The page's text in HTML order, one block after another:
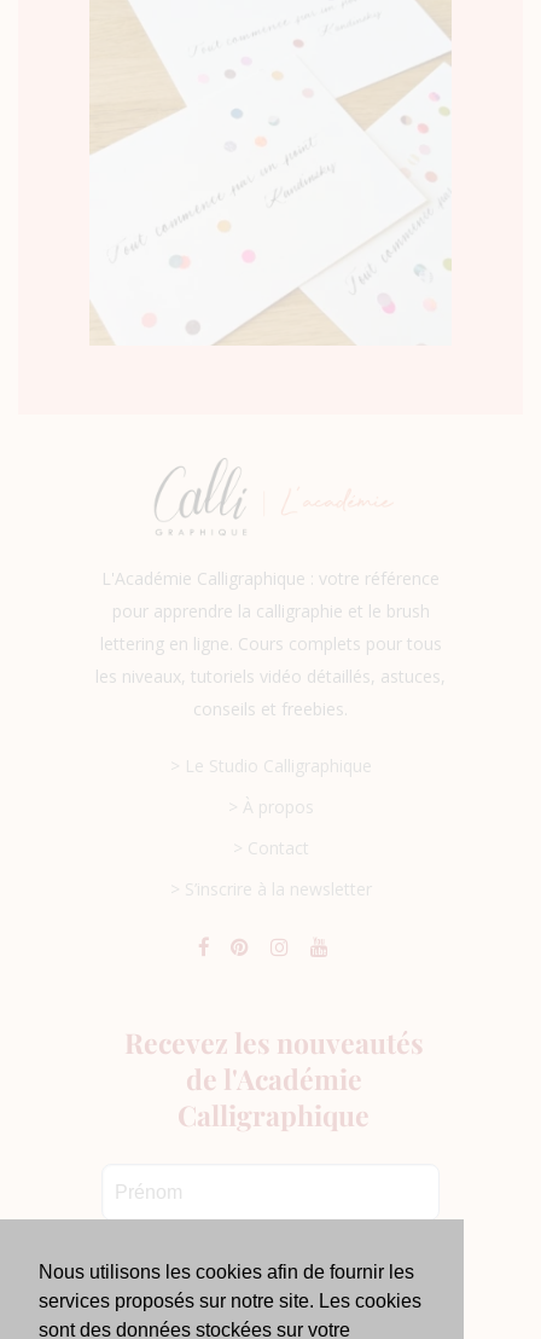
L'Académie Calligraphique : votre référence
pour apprendre la calligraphie et le brush
lettering en ligne. Cours complets pour tous
les niveaux, tutoriels vidéo détaillés, astuces,
conseils et freebies.
> Le Studio Calligraphique
> À propos
> Contact
> S’inscrire à la newsletter
Nous utilisons les cookies afin de fournir les
services proposés sur notre site. Les cookies
sont des données stockées sur votre